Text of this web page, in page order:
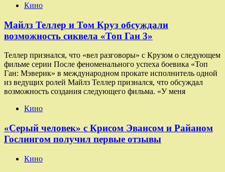
Кино
Майлз Теллер и Том Круз обсуждали
возможность сиквела «Топ Ган 3»
Теллер признался, что «вел разговоры» с Крузом о следующем
фильме серии После феноменального успеха боевика «Топ
Ган: Мэверик» в международном прокате исполнитель одной
из ведущих ролей Майлз Теллер признался, что обсуждал
возможность создания следующего фильма. «У меня
Кино
«Серый человек» с Крисом Эвансом и Райаном
Гослингом получил первые отзывы
Кино